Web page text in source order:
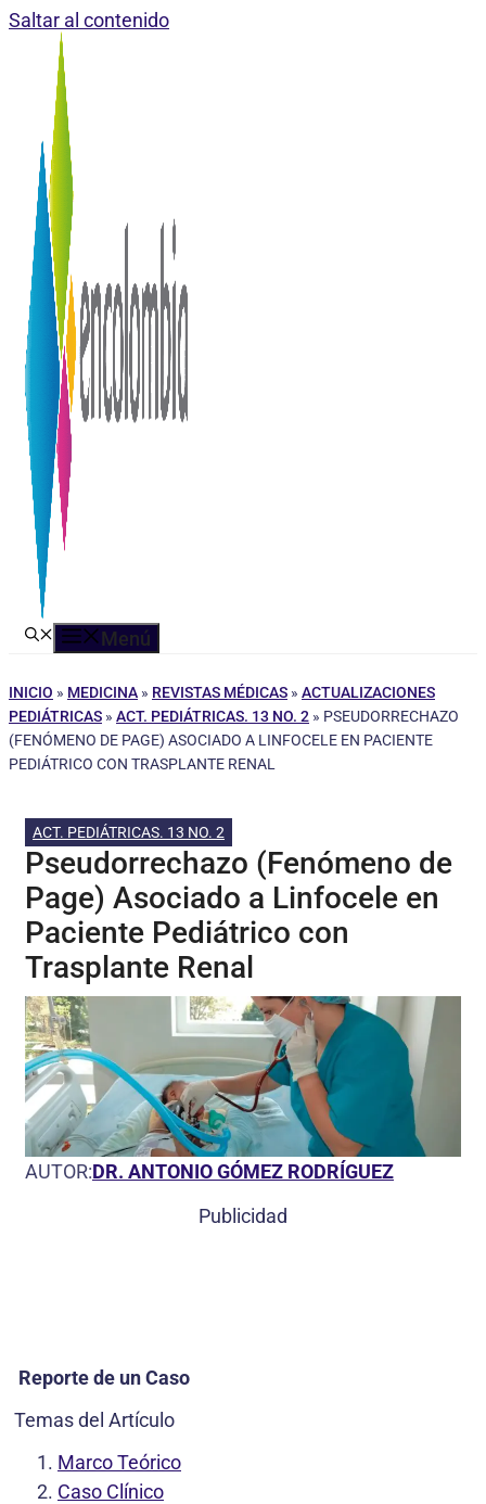
Saltar al contenido
Menú
INICIO » MEDICINA » REVISTAS MÉDICAS » ACTUALIZACIONES
PEDIÁTRICAS » ACT. PEDIÁTRICAS. 13 NO. 2 » PSEUDORRECHAZO
(FENÓMENO DE PAGE) ASOCIADO A LINFOCELE EN PACIENTE
PEDIÁTRICO CON TRASPLANTE RENAL
ACT. PEDIÁTRICAS. 13 NO. 2
Pseudorrechazo (Fenómeno de
Page) Asociado a Linfocele en
Paciente Pediátrico con
Trasplante Renal
AUTOR:DR. ANTONIO GÓMEZ RODRÍGUEZ
Publicidad
Reporte de un Caso
Temas del Artículo
Marco Teórico
Caso Clínico